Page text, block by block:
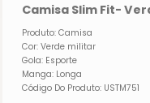
Camisa Slim Fit-
Produto: Camisa
Cor: Verde militar
Gola: Esporte
Manga: Longa
Código Do Produto: USTM751